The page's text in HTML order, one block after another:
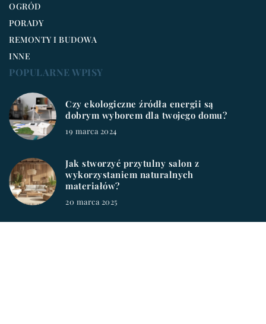
OGRÓD
PORADY
REMONTY I BUDOWA
INNE
POPULARNE WPISY
Czy ekologiczne źródła energii są
dobrym wyborem dla twojego domu?
19 marca 2024
Jak stworzyć przytulny salon z
wykorzystaniem naturalnych
materiałów?
20 marca 2025